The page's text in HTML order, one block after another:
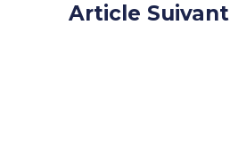
Article Suivant